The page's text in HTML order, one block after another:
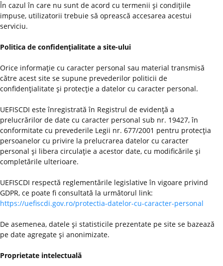
În cazul în care nu sunt de acord cu termenii şi condiţiile
impuse, utilizatorii trebuie să oprească accesarea acestui
serviciu.
Politica de confidenţialitate a site-ului
Orice informaţie cu caracter personal sau material transmisă
către acest site se supune prevederilor politicii de
confidenţialitate şi protecţie a datelor cu caracter personal.
UEFISCDI este înregistrată în Registrul de evidenţă a
prelucrărilor de date cu caracter personal sub nr. 19427, în
conformitate cu prevederile Legii nr. 677/2001 pentru protecţia
persoanelor cu privire la prelucrarea datelor cu caracter
personal şi libera circulaţie a acestor date, cu modificările şi
completările ulterioare.
UEFISCDI respectă reglementările legislative în vigoare privind
GDPR, ce poate fi consultată la următorul link:
https://uefiscdi.gov.ro/protectia-datelor-cu-caracter-personal
De asemenea, datele şi statisticile prezentate pe site se bazează
pe date agregate şi anonimizate.
Proprietate intelectuală